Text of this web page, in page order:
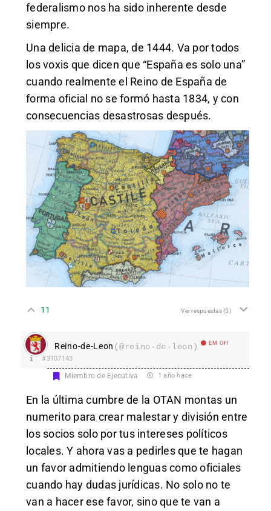
federalismo nos ha sido inherente desde
siempre.
Una delicia de mapa, de 1444. Va por todos
los voxis que dicen que “España es solo una”
cuando realmente el Reino de España de
forma oficial no se formó hasta 1834, y con
consecuencias desastrosas después.
11 Ver respuestas(5)
Reino-de-Leon (@reino-de-leon) EM Off
#3107143
Miembro de Ejecutiva 1 año hace
En la última cumbre de la OTAN montas un
numerito para crear malestar y división entre
los socios solo por tus intereses políticos
locales. Y ahora vas a pedirles que te hagan
un favor admitiendo lenguas como oficiales
cuando hay dudas jurídicas. No solo no te
van a hacer ese favor, sino que te van a